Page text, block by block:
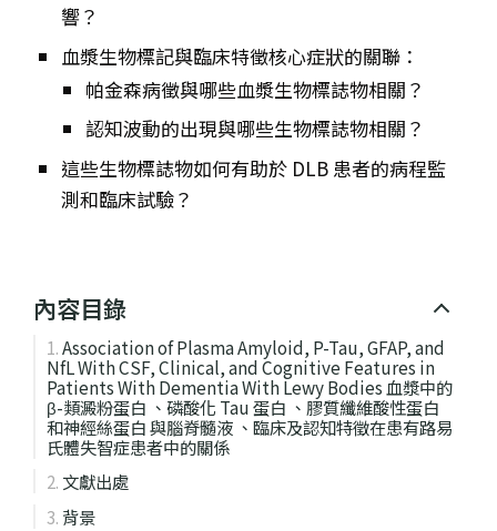
響？
血漿生物標記與臨床特徵核心症狀的關聯：
帕金森病徵與哪些血漿生物標誌物相關？
認知波動的出現與哪些生物標誌物相關？
這些生物標誌物如何有助於 DLB 患者的病程監
測和臨床試驗？
內容目錄
Association of Plasma Amyloid, P-Tau, GFAP, and
NfL With CSF, Clinical, and Cognitive Features in
Patients With Dementia With Lewy Bodies 血漿中的
β-類澱粉蛋白 、磷酸化 Tau 蛋白 、膠質纖維酸性蛋白
和神經絲蛋白 與腦脊髓液 、臨床及認知特徵在患有路易
氏體失智症患者中的關係
文獻出處
背景